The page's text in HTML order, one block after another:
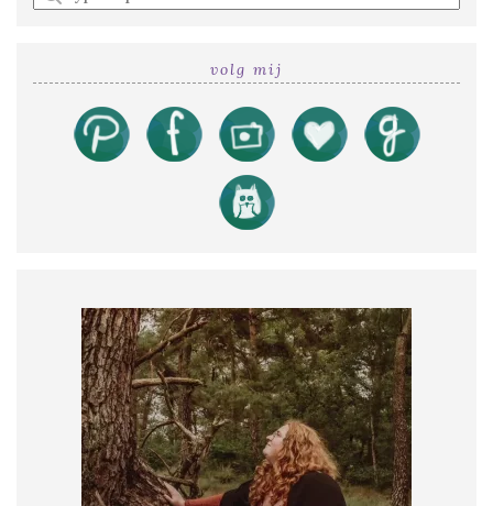
a
volg mij